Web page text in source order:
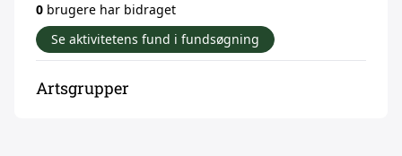
0 brugere har bidraget
Se aktivitetens fund i fundsøgning
Artsgrupper